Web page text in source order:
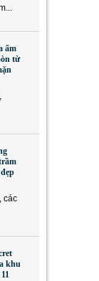
ẩm
từ
các
khu